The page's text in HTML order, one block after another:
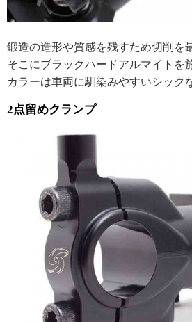
鍛造の造形や質感を残すため切削を
そこにブラックハードアルマイトを
カラーは車両に馴染みやすいシック
2点留めクランプ